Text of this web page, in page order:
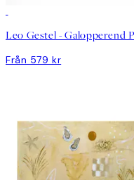
Från 579 kr